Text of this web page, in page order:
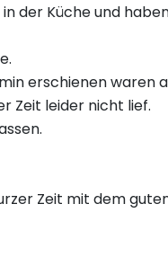
der Küche und
erschienen waren
Zeit leider nicht lief.
Zeit mit dem